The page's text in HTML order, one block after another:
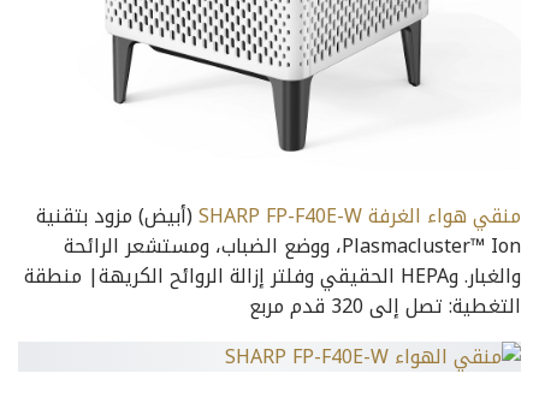
منقي هواء الغرفة SHARP FP-F40E-W
(أبيض) مزود بتقنية
Plasmacluster™ Ion، ووضع الضباب، ومستشعر الرائحة
والغبار. وHEPA الحقيقي وفلتر إزالة الروائح الكريهة| منطقة
التغطية: تصل إلى 320 قدم مربع